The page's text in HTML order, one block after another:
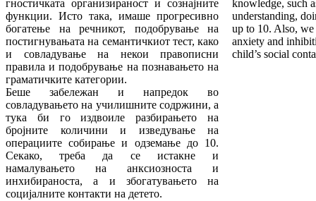
гностичката организираност и сознајните
функции. Исто така, имаше прогресивно
богатење на речникот, подобрување на
постигнувањата на семантичкиот тест, како
и совладување на некои правописни
правила и подобрување на познавањето на
граматичките категории.
Беше забележан и напредок во
совладувањето на училишните содржини, а
тука би го издвоиле разбирањето на
бројните количини и изведување на
операциите собирање и одземање до 10.
Секако, треба да се истакне и
намалувањето на анксиозноста и
инхибираноста, а и збогатувањето на
социјалните контакти на детето.
knowledge, such
understanding,
up to 10. Also,
anxiety and
child’s social